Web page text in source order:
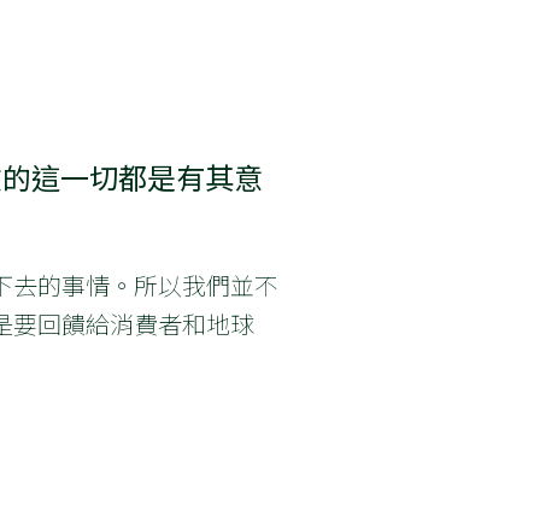
這一切都是有其意
去的事情。所以我們並不
要回饋給消費者和地球